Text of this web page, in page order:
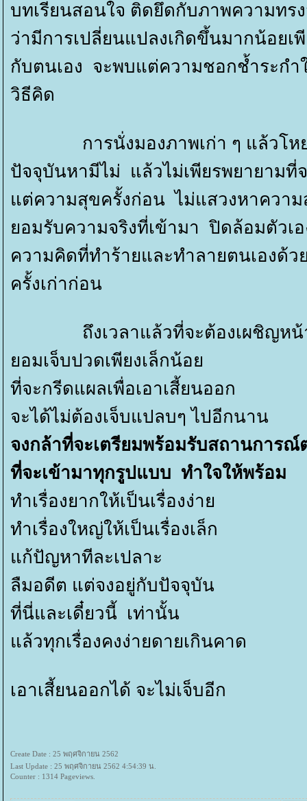
บทเรียนสอนใจ ติดยึดกับภาพความทร
ว่ามีการเปลี่ยนแปลงเกิดขึ้นมากน้อย
กับตนเอง จะพบแต่ความชอกช้ำระกำ
วิธีคิด
การนั่งมองภาพเก่า ๆ แล้วโหยห
ปัจจุบันหามีไม่ แล้วไม่เพียรพยายาม
ต่ความสุขครั้งก่อน ไม่แสวงหาความ
อมรับความจริงที่เข้ามา ปิดล้อมตัวเ
ความคิดที่ทำร้ายและทำลายตนเองด้ว
ครั้งเก่าก่อน
ถึงเวลาแล้วที่จะต้องเผชิญหน้า
อมเจ็บปวดเพียงเล็กน้อ
ที่จะกรีดแผลเพื่อเอาเสี้ยนออก
จะได้ไม่ต้องเจ็บแปลบๆ ไปอีกนาน
จงกล้าที่จะเตรียมพร้อมรับสถานการณ์
ที่จะเข้ามาทุกรูปแบบ ทำใจให้พร้อม
ทำเรื่องยากให้เป็นเรื่องง่า
ทำเรื่องใหญ่ให้เป็นเรื่องเล็ก
ก้ปัญหาทีละเปลาะ
ลืมอดีต แต่จงอยู่กับปัจจุบัน
ที่นี่และเดี๋ยวนี้ เท่านั้น
ล้วทุกเรื่องคงง่ายดายเกินคาด
เอาเสี้ยนออกได้ จะไม่เจ็บอีก
Create Date : 25 พฤศจิกายน 2562
Last Update : 25 พฤศจิกายน 2562 4:54:39 น.
Counter : 1314 Pageviews.